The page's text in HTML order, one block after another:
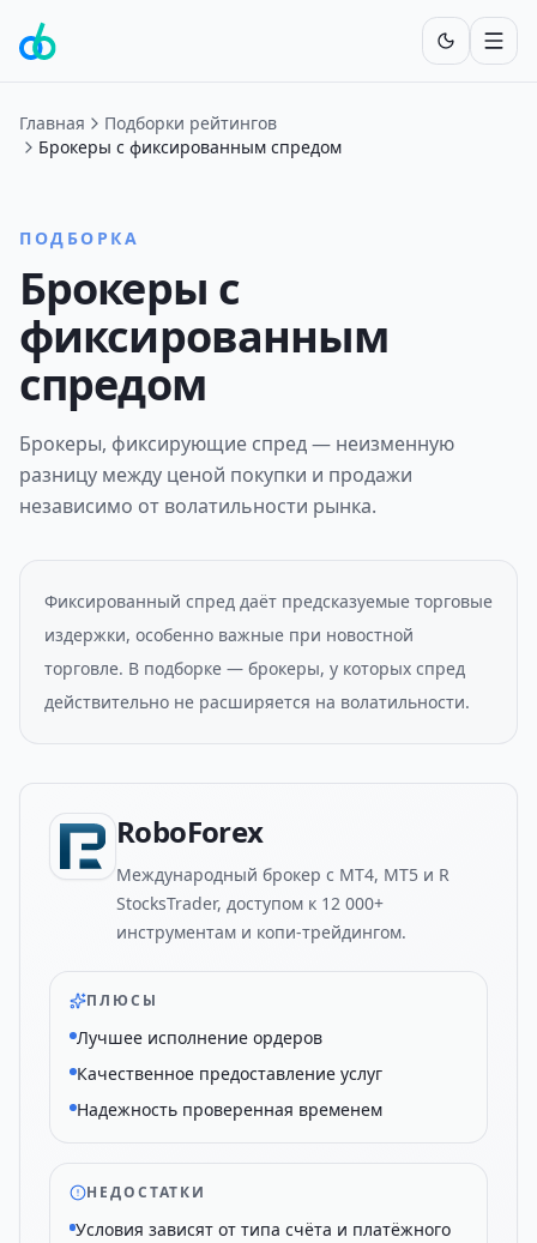
Главная
Подборки рейтингов
Брокеры с фиксированным спредом
ПОДБОРКА
Брокеры с
фиксированным
спредом
Брокеры, фиксирующие спред — неизменную
разницу между ценой покупки и продажи
независимо от волатильности рынка.
Фиксированный спред даёт предсказуемые торговые
издержки, особенно важные при новостной
торговле. В подборке — брокеры, у которых спред
действительно не расширяется на волатильности.
RoboForex
Международный брокер с MT4, MT5 и R
StocksTrader, доступом к 12 000+
инструментам и копи-трейдингом.
ПЛЮСЫ
Лучшее исполнение ордеров
Качественное предоставление услуг
Надежность проверенная временем
НЕДОСТАТКИ
Условия зависят от типа счёта и платёжного